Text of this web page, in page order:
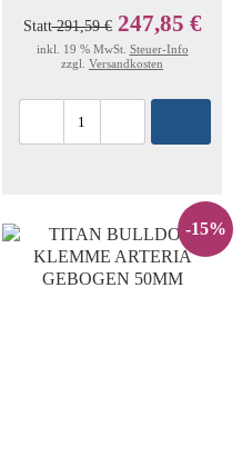
Statt291,59 € 247,85 €
inkl. 19 % MwSt. Steuer-Info
zzgl. Versandkosten
-15%